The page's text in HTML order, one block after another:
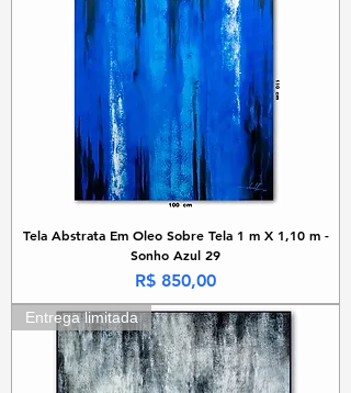
Tela Abstrata Em Oleo Sobre Tela 1 m X 1,10 m -
Sonho Azul 29
Preço
R$ 850,00
Entrega limitada